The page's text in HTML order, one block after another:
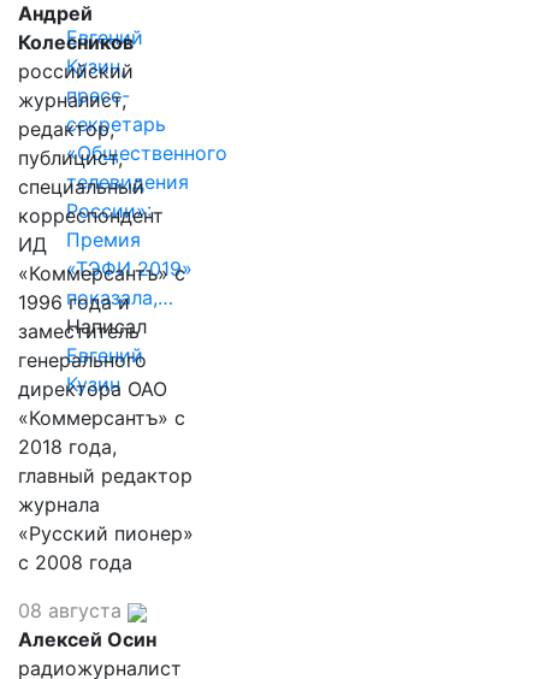
Евгений
Кузин,
пресс-
секретарь
«Общественного
телевидения
России»:
Премия
«ТЭФИ 2019»
показала,…
Написал
Евгений
Кузин
Андрей
Колесников
российский
журналист,
редактор,
публицист,
специальный
корреспондент
ИД
«Коммерсантъ» с
1996 года и
заместитель
генерального
директора ОАО
«Коммерсантъ» с
2018 года,
главный редактор
журнала
«Русский пионер»
с 2008 года
08 августа
Алексей Осин
радиожурналист